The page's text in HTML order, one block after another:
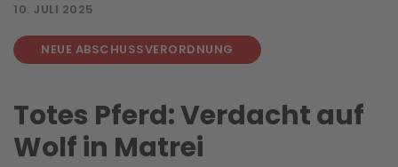
10. JULI 2025
NEUE ABSCHUSSVERORDNUNG
Totes Pferd: Verdacht auf
Wolf in Matrei